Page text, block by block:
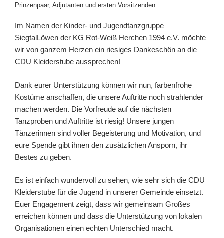
Prinzenpaar, Adjutanten und ersten Vorsitzenden
Im Namen der Kinder- und Jugendtanzgruppe
SiegtalLöwen der KG Rot-Weiß Herchen 1994 e.V. möchte
wir von ganzem Herzen ein riesiges Dankeschön an die
CDU Kleiderstube aussprechen!
Dank eurer Unterstützung können wir nun, farbenfrohe
Kostüme anschaffen, die unsere Auftritte noch strahlender
machen werden. Die Vorfreude auf die nächsten
Tanzproben und Auftritte ist riesig! Unsere jungen
Tänzerinnen sind voller Begeisterung und Motivation, und
eure Spende gibt ihnen den zusätzlichen Ansporn, ihr
Bestes zu geben.
Es ist einfach wundervoll zu sehen, wie sehr sich die CDU
Kleiderstube für die Jugend in unserer Gemeinde einsetzt.
Euer Engagement zeigt, dass wir gemeinsam Großes
erreichen können und dass die Unterstützung von lokalen
Organisationen einen echten Unterschied macht.